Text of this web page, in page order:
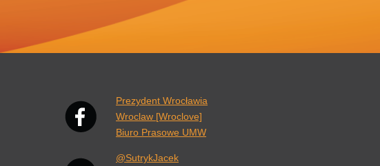
Prezydent Wrocławia
Wroclaw [Wroclove]
Biuro Prasowe UMW
@SutrykJacek